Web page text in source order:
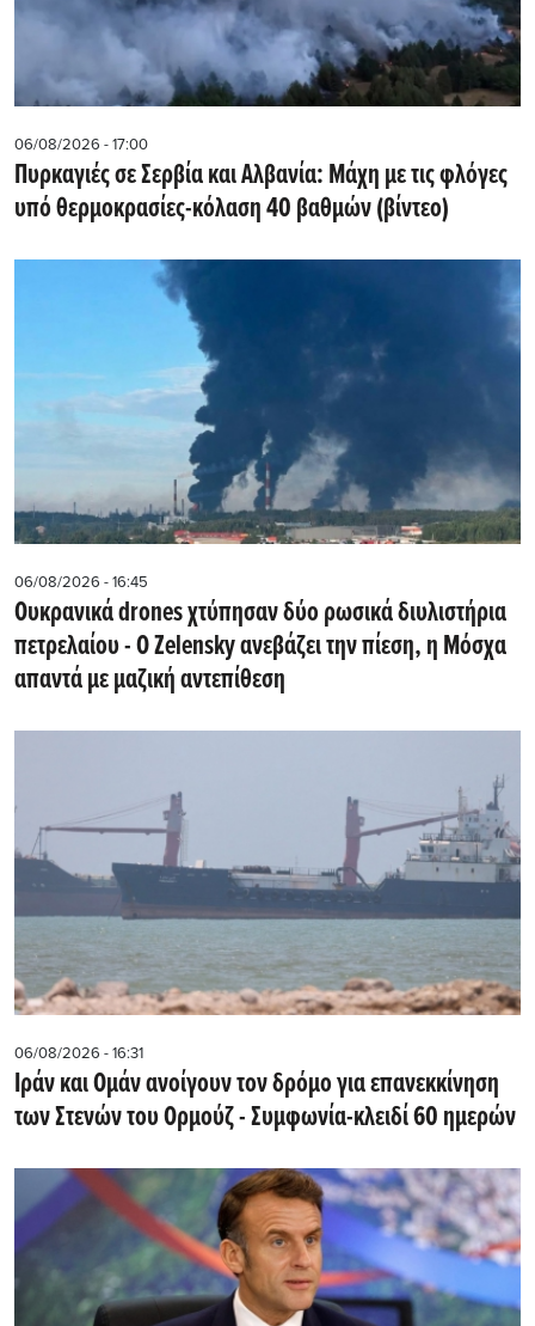
06/08/2026 - 17:00
Πυρκαγιές σε Σερβία και Αλβανία: Μάχη με τις φλόγες
υπό θερμοκρασίες-κόλαση 40 βαθμών (βίντεο)
06/08/2026 - 16:45
Ουκρανικά drones χτύπησαν δύο ρωσικά διυλιστήρια
πετρελαίου - Ο Zelensky ανεβάζει την πίεση, η Μόσχα
απαντά με μαζική αντεπίθεση
06/08/2026 - 16:31
Ιράν και Ομάν ανοίγουν τον δρόμο για επανεκκίνηση
των Στενών του Ορμούζ - Συμφωνία-κλειδί 60 ημερών